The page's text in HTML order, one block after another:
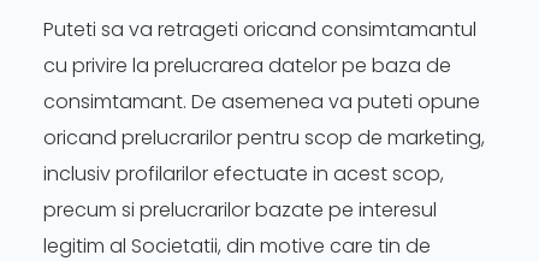
Puteti sa va retrageti oricand consimtamantul
cu privire la prelucrarea datelor pe baza de
consimtamant. De asemenea va puteti opune
oricand prelucrarilor pentru scop de marketing,
inclusiv profilarilor efectuate in acest scop,
precum si prelucrarilor bazate pe interesul
legitim al Societatii, din motive care tin de